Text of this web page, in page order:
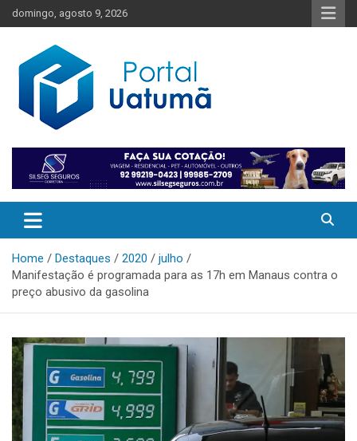
Skip
to
domingo, agosto 9, 2026
Portal Uatumã
Home Destaques 2020
julho
Manifestação é programada para as 17h em Manaus contra o
preço abusivo da gasolina